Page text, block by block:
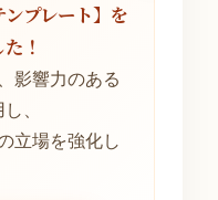
ンプレート】を
！
影響力のある
、
立場を強化し